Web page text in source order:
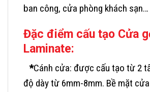
ban công, cửa phòng khách sạn…
Đặc điểm cấu tạo Cửa
Laminate:
*Cánh cửa: được cấu tạo từ 2
độ dày từ 6mm-8mm. Bề mặt